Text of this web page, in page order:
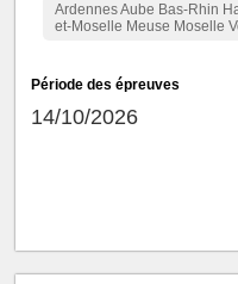
Ardennes Aube Bas-Rhin
et-Moselle Meuse Moselle
Période des épreuves
14/10/2026